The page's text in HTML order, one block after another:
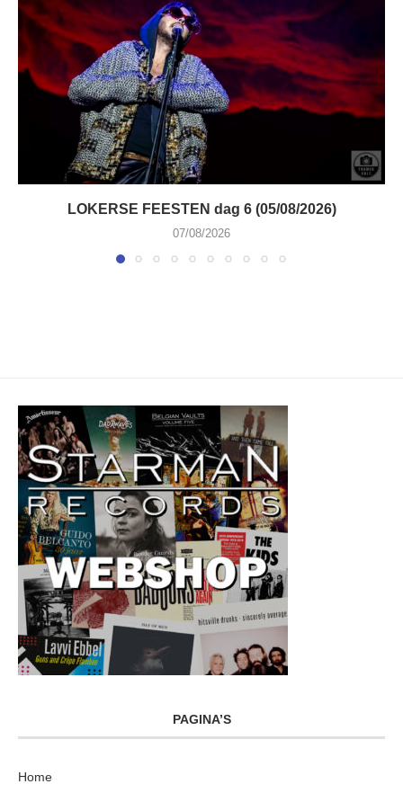
LOKERSE FEESTEN dag 6 (05/08/2026)
07/08/2026
PAGINA’S
Home